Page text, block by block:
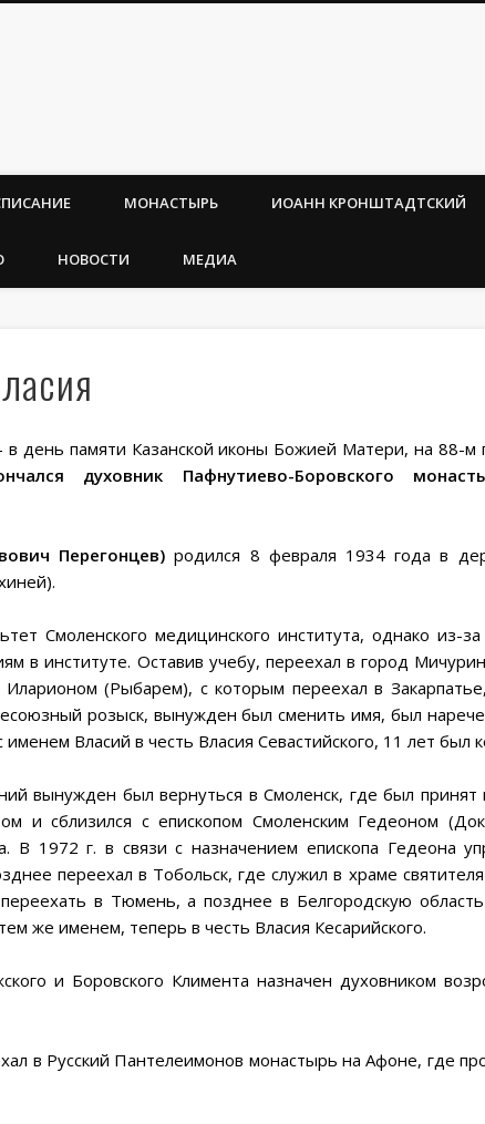
МОНАСТЫРЬ ИОАНН КРОНШТАДТСКИЙ
НОВОСТИ МЕДИА
в день памяти Казанской иконы Божией Матери, на 88-м
духовник Пафнутиево-Боровского
Перегонцев) родился 8 февраля 1934 года в
Смоленского медицинского института, однако из-
в институте. Оставив учебу, переехал в город
(Рыбарем), с которым переехал в
розыск, вынужден был сменить имя, был
Власий в честь Власия Севастийского, 11 лет был
вынужден был вернуться в Смоленск, где был принят
и сблизился с епископом Смоленским Гедеоном
В 1972 г. в связи с назначением епископа Гедеона
переехал в Тобольск, где служил в храме
в Тюмень, а позднее в Белгородскую
же именем, теперь в честь Власия Кесарийского.
и Боровского Климента назначен духовником
в Русский Пантелеимонов монастырь на Афоне, где